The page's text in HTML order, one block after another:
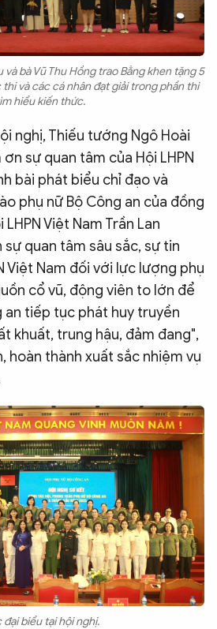
và bà Vũ Thu Hồng trao Bằng khen tặng 5
và các cá nhân đạt giải trong phần thi
hiểu kiến thức.
nghị, Thiếu tướng Ngô Hoài
sự quan tâm của Hội LHPN
bài phát biểu chỉ đạo và
phụ nữ Bộ Công an của đồng
Việt Nam Trần Lan
quan tâm sâu sắc, sự tin
Việt Nam đối với lực lượng phụ
cổ vũ, động viên to lớn để
an tiếp tục phát huy truyền
khuất, trung hậu, đảm đang",
hoàn thành xuất sắc nhiệm vụ
đại biểu tại hội nghị.